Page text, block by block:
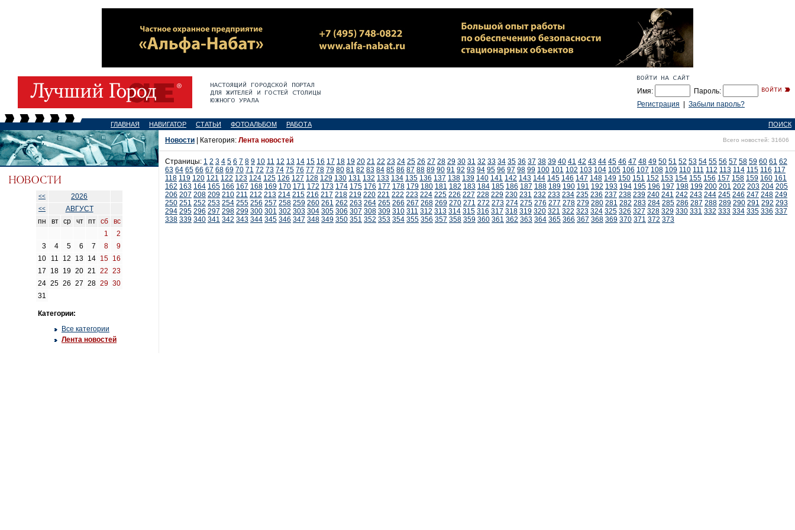
Имя:
Пароль:
Регистрация
Забыли пароль?
ГЛАВНАЯ НАВИГАТОР СТАТЬИ ФОТОАЛЬБОМ РАБОТА ПОИСК
<< 2026
<<
АВГУСТ
пн
вт ср чт пт сб
вс
1
2
3
4 5 6 7 8
9
10
11 12 13 14 15 16
17
18 19 20 21 22 23
24 25 26 27 28 29 30
31
Категории:
Все категории
Лента новостей
Новости | Категория: Лента новостей Всего новостей: 31606
Страницы: 1 2 3 4 5 6 7 8 9 10 11 12 13 14 15 16 17 18 19 20 21 22 23 24 25 26 27 28 29 30 31 32 33 34 35 36 37 38 39 40 41 42 43 44 45 46 47 48 49 50 51 52 53 54 55 56 57 58 59 60 61 62
63 64 65 66 67 68 69 70 71 72 73 74 75 76 77 78 79 80 81 82 83 84 85 86 87 88 89 90 91 92 93 94 95 96 97 98 99 100 101 102 103 104 105 106 107 108 109 110 111 112 113 114 115 116 117
118 119 120 121 122 123 124 125 126 127 128 129 130 131 132 133 134 135 136 137 138 139 140 141 142 143 144 145 146 147 148 149 150 151 152 153 154 155 156 157 158 159 160 161
162 163 164 165 166 167 168 169 170 171 172 173 174 175 176 177 178 179 180 181 182 183 184 185 186 187 188 189 190 191 192 193 194 195 196 197 198 199 200 201 202 203 204 205
206 207 208 209 210 211 212 213 214 215 216 217 218 219 220 221 222 223 224 225 226 227 228 229 230 231 232 233 234 235 236 237 238 239 240 241 242 243 244 245 246 247 248 249
250 251 252 253 254 255 256 257 258 259 260 261 262 263 264 265 266 267 268 269 270 271 272 273 274 275 276 277 278 279 280 281 282 283 284 285 286 287 288 289 290 291 292 293
294 295 296 297 298 299 300 301 302 303 304 305 306 307 308 309 310 311 312 313 314 315 316 317 318 319 320 321 322 323 324 325 326 327 328 329 330 331 332 333 334 335 336 337
338 339 340 341 342 343 344 345 346 347 348 349 350 351 352 353 354 355 356 357 358 359 360 361 362 363 364 365 366 367 368 369 370 371 372 373